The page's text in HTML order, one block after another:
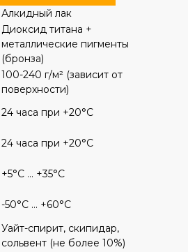
Алкидный лак
Диоксид титана +
металлические пигменты
(бронза)
100-240 г/м² (зависит от
поверхности)
24 часа при +20°C
24 часа при +20°C
+5°C ... +35°C
-50°C ... +60°C
Уайт-спирит, скипидар,
сольвент (не более 10%)